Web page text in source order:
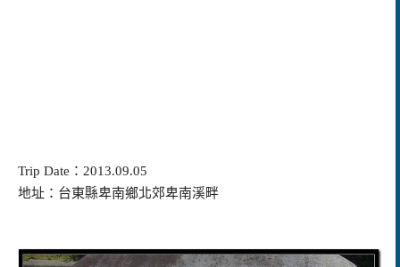
Trip Date：2013.09.05
地址：台東縣卑南鄉北郊卑南溪畔